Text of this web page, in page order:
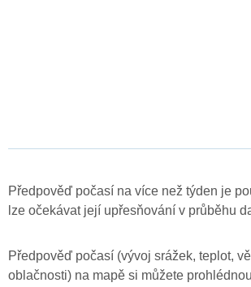
Předpověď počasí na více než týden je
lze očekávat její upřesňování v průběhu
Předpověď počasí (vývoj srážek, teplot,
oblačnosti) na mapě si můžete